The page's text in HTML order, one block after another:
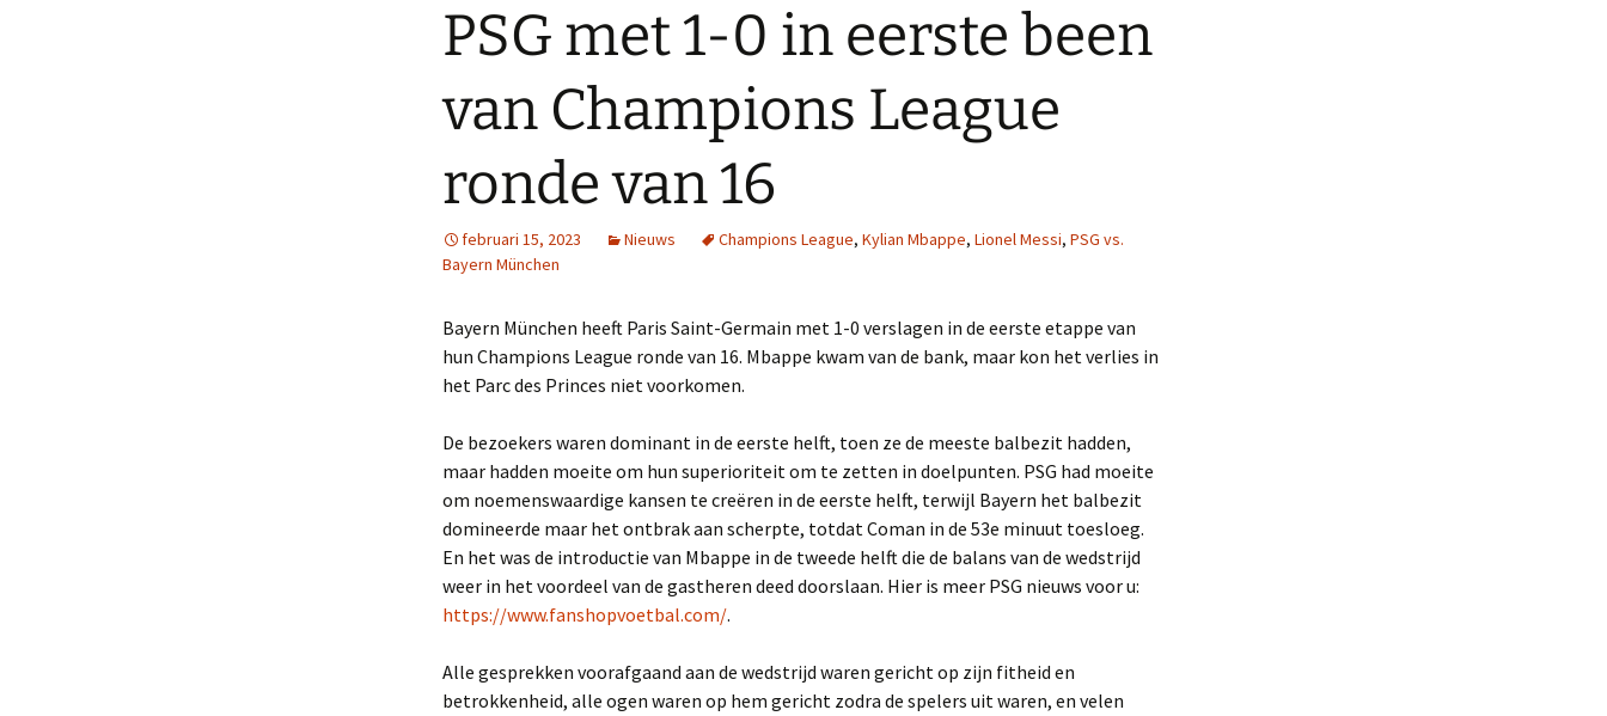
PSG met 1-0 in eerste been
van Champions League
ronde van 16
februari 15, 2023 Nieuws Champions League, Kylian Mbappe, Lionel Messi, PSG vs.
Bayern München
Bayern München heeft Paris Saint-Germain met 1-0 verslagen in de eerste etappe van
hun Champions League ronde van 16. Mbappe kwam van de bank, maar kon het verlies in
het Parc des Princes niet voorkomen.
De bezoekers waren dominant in de eerste helft, toen ze de meeste balbezit hadden,
maar hadden moeite om hun superioriteit om te zetten in doelpunten. PSG had moeite
om noemenswaardige kansen te creëren in de eerste helft, terwijl Bayern het balbezit
domineerde maar het ontbrak aan scherpte, totdat Coman in de 53e minuut toesloeg.
En het was de introductie van Mbappe in de tweede helft die de balans van de wedstrijd
weer in het voordeel van de gastheren deed doorslaan. Hier is meer PSG nieuws voor u:
https://www.fanshopvoetbal.com/.
Alle gesprekken voorafgaand aan de wedstrijd waren gericht op zijn fitheid en
betrokkenheid, alle ogen waren op hem gericht zodra de spelers uit waren, en velen